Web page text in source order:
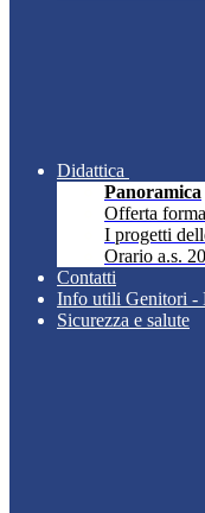
Didattica
Panoramica
Offerta
I progetti
Orario a.s.
Contatti
Info utili Genitori -
Sicurezza e salute